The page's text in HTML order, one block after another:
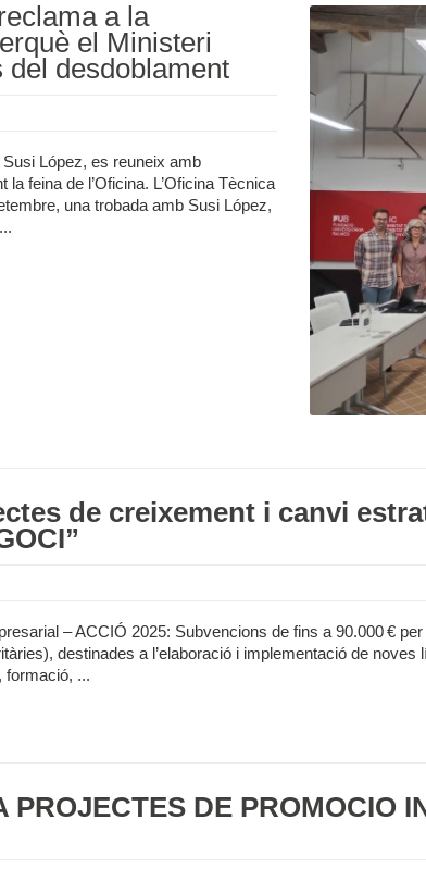
a la
el Ministeri
del desdoblament
López, es reuneix amb
feina de l’Oficina. L’Oficina Tècnica
una trobada amb Susi López,
de creixement i canvi
– ACCIÓ 2025: Subvencions de fins a 90.000 €
destinades a l’elaboració i implementació de
formació, ...
PROJECTES DE PROMOCIÓ